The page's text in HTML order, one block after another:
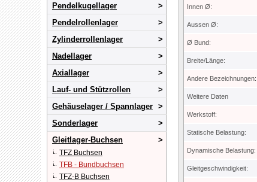
Pendelkugellager
Pendelrollenlager
Zylinderrollenlager
Nadellager
Axiallager
Lauf- und Stützrollen
Gehäuselager / Spannlager
Sonderlager
Gleitlager-Buchsen
TFZ Buchsen
TFB - Bundbuchsen
TFZ-B Buchsen
Innen Ø:
Aussen Ø:
Ø Bund:
Breite/Länge:
Andere Bezeichnungen:
Weitere Daten
Werkstoff:
Statische Belastung:
Dynamische Belastung:
Gleitgeschwindigkeit: